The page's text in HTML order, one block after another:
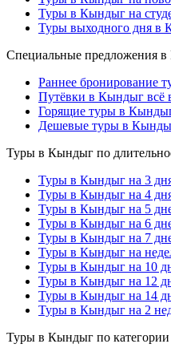
Туры в Кындыг на
Туры выходного дня в
Специальные предложения
Раннее бронирование
Путёвки в Кындыг всё
Горящие туры в
Дешевые туры в
Туры в Кындыг по
Туры в Кындыг на 3
Туры в Кындыг на 4
Туры в Кындыг на 5
Туры в Кындыг на 6
Туры в Кындыг на 7
Туры в Кындыг на
Туры в Кындыг на 10
Туры в Кындыг на 12
Туры в Кындыг на 14
Туры в Кындыг на 2
Туры в Кындыг по категории